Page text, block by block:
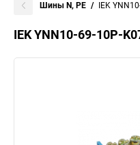
Шины N, PE IEK
IEK YNN10-69-10P-